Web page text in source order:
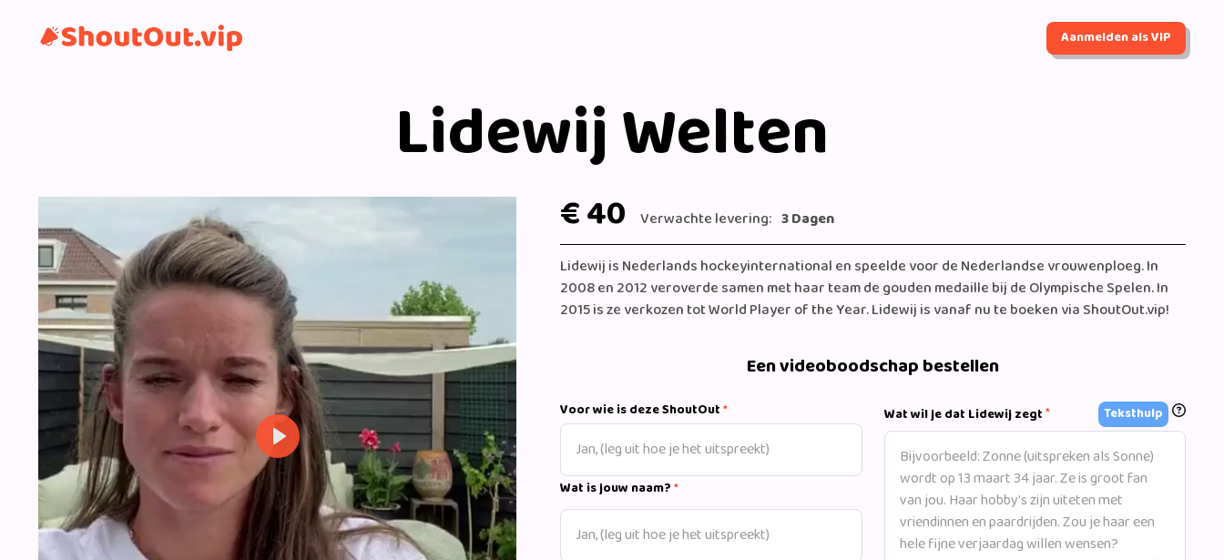
Aanmelden als VIP
Lidewij Welten
Play
€ 40 Verwachte levering: 3 Dagen
Lidewij is Nederlands hockeyinternational en speelde voor de Nederlandse vrouwenploeg. In
2008 en 2012 veroverde samen met haar team de gouden medaille bij de Olympische Spelen. In
2015 is ze verkozen tot World Player of the Year. Lidewij is vanaf nu te boeken via ShoutOut.vip!
Een videoboodschap bestellen
Voor wie is deze ShoutOut*
Wat is jouw naam?*
Wat wil je dat Lidewij zegt* Teksthulp